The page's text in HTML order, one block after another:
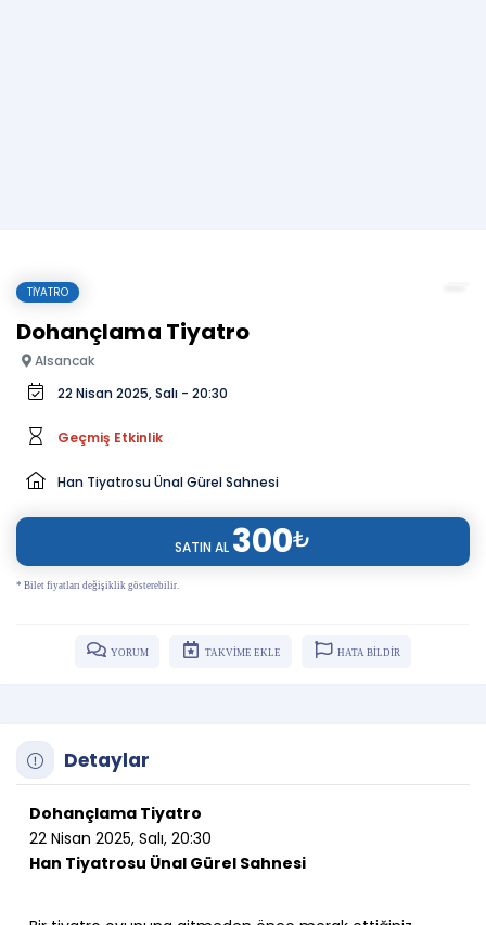
TIYATRO
Dohançlama Tiyatro
Alsancak
22 Nisan 2025, Salı - 20:30
Geçmiş Etkinlik
Han Tiyatrosu Ünal Gürel Sahnesi
SATIN AL 300₺
* Bilet fiyatları değişiklik gösterebilir.
YORUM TAKVİME EKLE HATA BİLDİR
Detaylar
Dohançlama Tiyatro
22 Nisan 2025, Salı, 20:30
Han Tiyatrosu Ünal Gürel Sahnesi